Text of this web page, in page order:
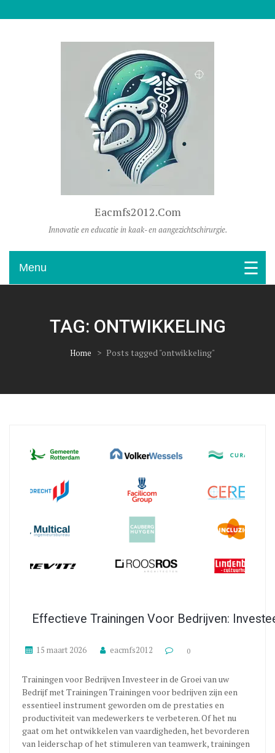
Eacmfs2012.com
Innovatie en educatie in kaak- en aangezichtschirurgie.
Menu
TAG: ONTWIKKELING
Home > Posts tagged "ontwikkeling"
Effectieve Trainingen Voor Bedrijven:
15 maart 2026 eacmfs2012 0
Trainingen voor Bedrijven Investeer in de Groei van uw
Bedrijf met Trainingen Trainingen voor bedrijven zijn een
essentieel instrument geworden om de prestaties en
productiviteit van medewerkers te verbeteren. Of het nu
gaat om het ontwikkelen van vaardigheden, het bevorderen
van leiderschap of het stimuleren van teamwerk, trainingen